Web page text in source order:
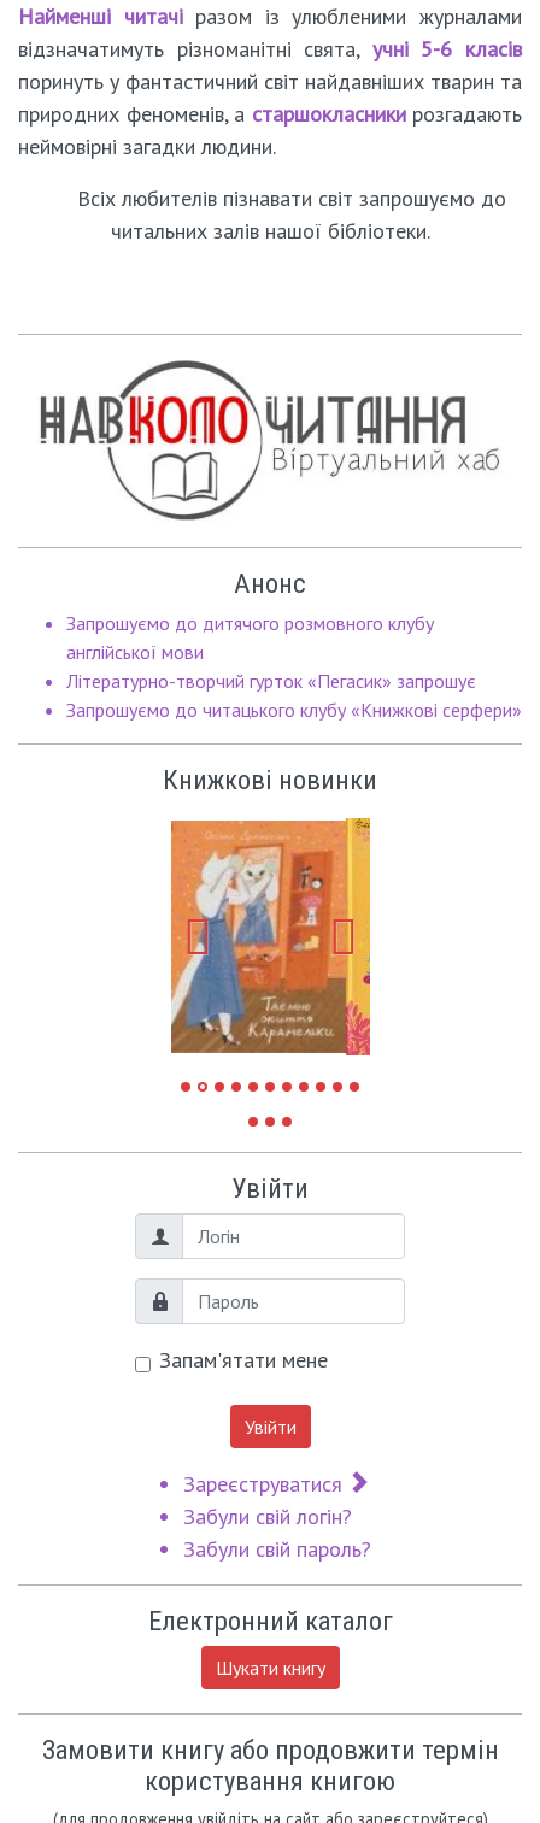
Найменші читачіразом із улюбленими журналами
відзначатимуть різноманітні свята, учні 5-6 класів
поринуть у фантастичний світ найдавніших тварин та
природних феноменів, а старшокласникирозгадають
неймовірні загадки людини.
Всіх любителів пізнавати світ запрошуємо до
читальних залів нашої бібліотеки.
Анонс
Запрошуємо до дитячого розмовного клубу
англійської мови
Літературно-творчий гурток «Пегасик» запрошує
Запрошуємо до читацького клубу «Книжкові серфери»
Книжкові новинки
Увійти
Логін
Пароль
Запам'ятати мене
Увійти
Зареєструватися
Забули свій логін?
Забули свій пароль?
Електронний каталог
Шукати книгу
Замовити книгу або продовжити термін
користування книгою